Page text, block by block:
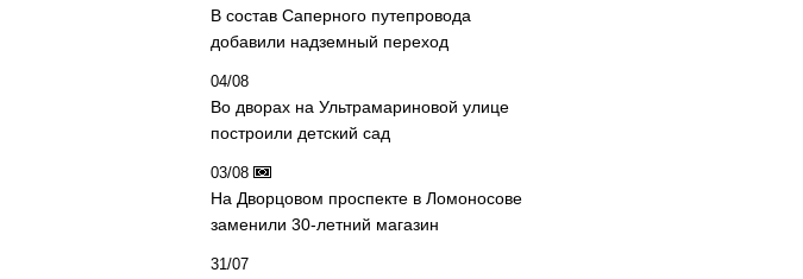
В состав Саперного путепровода
добавили надземный переход
04/08
Во дворах на Ультрамариновой улице
построили детский сад
03/08
На Дворцовом проспекте в Ломоносове
заменили 30-летний магазин
31/07